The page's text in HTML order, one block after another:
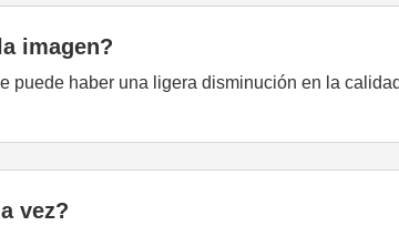
imagen?
puede haber una ligera disminución en la
vez?